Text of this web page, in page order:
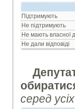
Підтримують
Не підтримують
Не мають власної
Не дали відповіді
серед